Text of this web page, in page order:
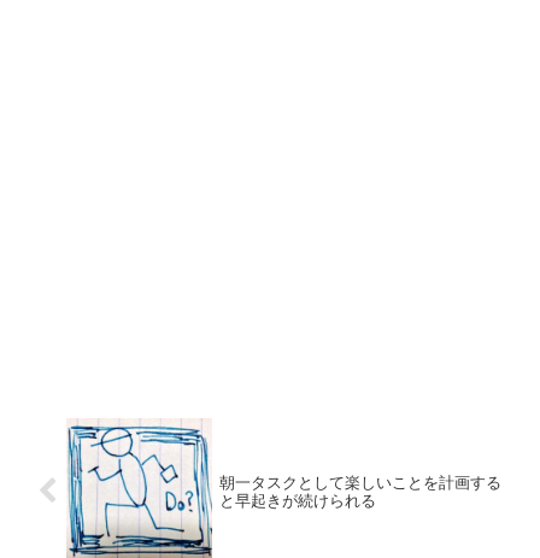
朝一タスクとして楽しいことを計画する
と早起きが続けられる